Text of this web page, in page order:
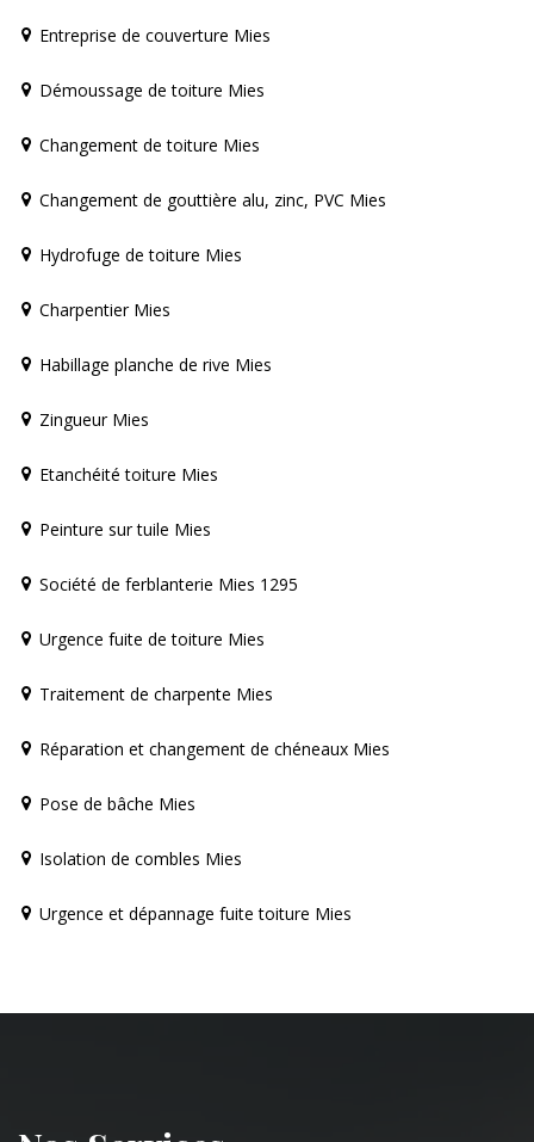
Entreprise de couverture Mies
Démoussage de toiture Mies
Changement de toiture Mies
Changement de gouttière alu, zinc, PVC Mies
Hydrofuge de toiture Mies
Charpentier Mies
Habillage planche de rive Mies
Zingueur Mies
Etanchéité toiture Mies
Peinture sur tuile Mies
Société de ferblanterie Mies 1295
Urgence fuite de toiture Mies
Traitement de charpente Mies
Réparation et changement de chéneaux Mies
Pose de bâche Mies
Isolation de combles Mies
Urgence et dépannage fuite toiture Mies